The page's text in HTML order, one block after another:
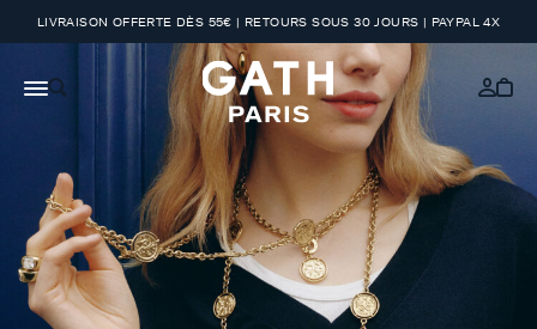
LIVRAISON OFFERTE DÈS 55€ | RETOURS SOUS 30 JOURS | PAYPAL 4X